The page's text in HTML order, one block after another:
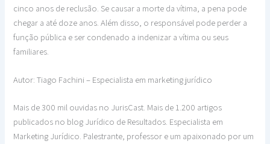
cinco anos de reclusão. Se causar a morte da vítima, a pena pode
chegar a até doze anos. Além disso, o responsável pode perder a
função pública e ser condenado a indenizar a vítima ou seus
familiares.
Autor: Tiago Fachini – Especialista em marketing jurídico
Mais de 300 mil ouvidas no JurisCast. Mais de 1.200 artigos
publicados no blog Jurídico de Resultados. Especialista em
Marketing Jurídico. Palestrante, professor e um apaixonado por um